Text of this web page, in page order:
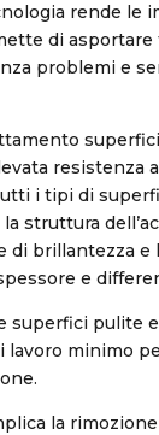
rende le
di asportare
problemi e
resistenza
i tipi di
struttura
di brillantezza e
e
superfici pulite
lavoro minimo
la